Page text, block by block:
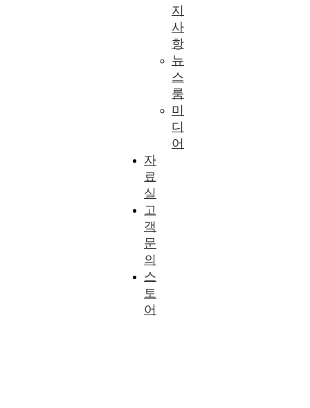
지
사
항
뉴
스
룸
미
디
어
자
료
실
고
객
문
의
스
토
어